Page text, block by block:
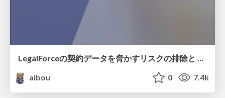
LegalForceの契約データを脅かすリスクの排除と 開発速度の向上をどうやって両立したか
aibou
0 7.4k